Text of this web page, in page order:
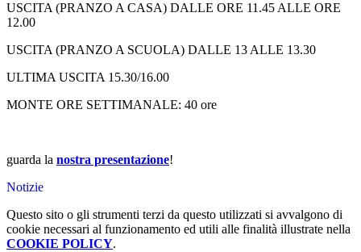
USCITA (PRANZO A CASA) DALLE ORE 11.45 ALLE ORE
12.00
USCITA (PRANZO A SCUOLA) DALLE 13 ALLE 13.30
ULTIMA USCITA 15.30/16.00
MONTE ORE SETTIMANALE: 40 ore
guarda la nostra presentazione!
Notizie
Questo sito o gli strumenti terzi da questo utilizzati si avvalgono di
cookie necessari al funzionamento ed utili alle finalità illustrate nella
COOKIE POLICY.